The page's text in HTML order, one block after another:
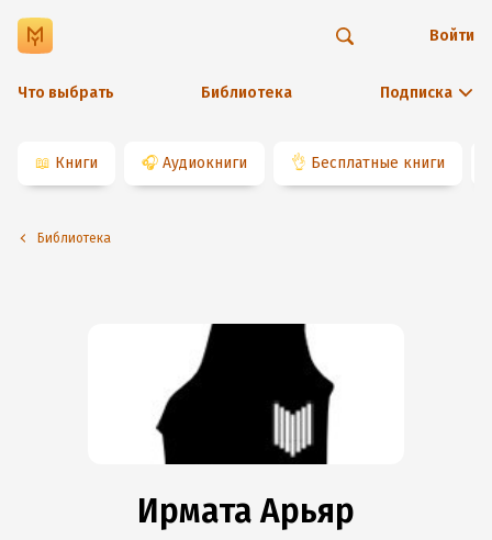
Что выбрать Библиотека Подписка
Войти
📖 Книги 🎧 Аудиокниги 👌 Бесплатные книги
Библиотека
Ирмата Арьяр